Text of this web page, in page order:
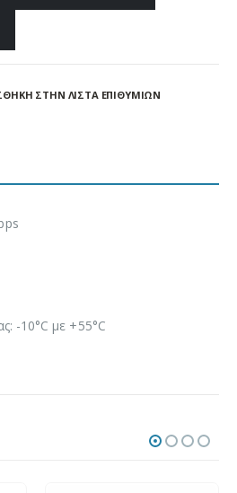
ΣΤΗΝ ΛΊΣΤΑ ΕΠΙΘΥΜΙΏΝ
-10°C με +55°C